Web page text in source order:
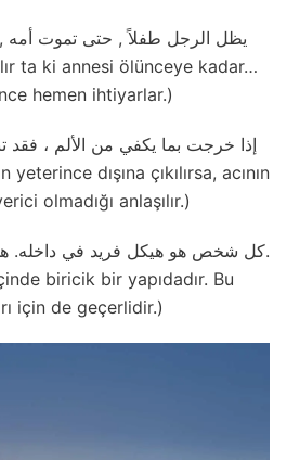
يظل الرجل طفلاً , حتى تموت أمه
ta ki annesi ölünceye kadar…
hemen ihtiyarlar.)
olmadığı anlaşılır.)
كل شخص هو هيكل فريد في داخله.
biricik bir yapıdadır. Bu
için de geçerlidir.)